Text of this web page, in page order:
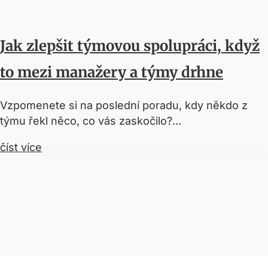
Jak zlepšit týmovou spolupráci, když
to mezi manažery a týmy drhne
Vzpomenete si na poslední poradu, kdy někdo z
týmu řekl něco, co vás zaskočilo?...
číst více